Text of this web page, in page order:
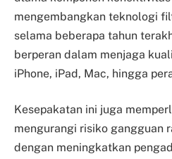
mengembangkan teknologi
selama beberapa tahun
berperan dalam menjaga
iPhone, iPad, Mac, hingga
Kesepakatan ini juga
mengurangi risiko gangguan
dengan meningkatkan